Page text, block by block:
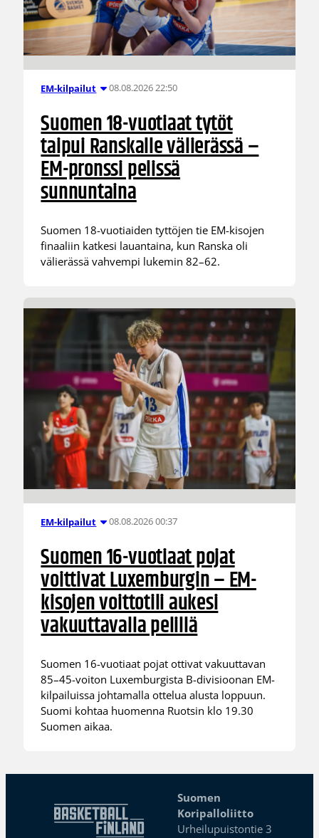
EM-kilpailut 08.08.2026 22:50
Suomen 18-vuotiaat tytöt
taipui Ranskalle välierässä –
EM-pronssi pelissä
sunnuntaina
Suomen 18-vuotiaiden tyttöjen tie EM-kisojen
finaaliin katkesi lauantaina, kun Ranska oli
välierässä vahvempi lukemin 82–62.
EM-kilpailut 08.08.2026 00:37
Suomen 16-vuotiaat pojat
voittivat Luxemburgin – EM-
kisojen voittotili aukesi
vakuuttavalla pelillä
Suomen 16-vuotiaat pojat ottivat vakuuttavan
85–45-voiton Luxemburgista B-divisioonan EM-
kilpailuissa johtamalla ottelua alusta loppuun.
Suomi kohtaa huomenna Ruotsin klo 19.30
Suomen aikaa.
Suomen
Koripalloliitto
Urheilupuistontie 3